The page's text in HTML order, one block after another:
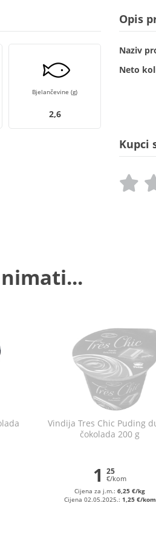
Bjelančevine (g)
2,6
Opis
Naziv
Neto
Kupci
Vindija Tres Chic Puding
čokolada 200 g
1 25
€/kom
Cijena za j.m.:6,25 €/kg
Cijena 02.05.2025.: 1,25 €/kom